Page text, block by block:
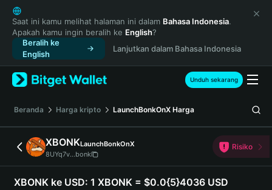
English
日本語
Tiếng Việt
Русский
Español (Latinoamérica)
Türkçe
Français
Deutsch
简体中文
繁體中文
Português (Portugal)
Bahasa Indonesia
Saat ini kamu melihat halaman ini dalam Bahasa Indonesia.
Apakah kamu ingin beralih ke English?
Beralih ke
English
Lanjutkan dalam Bahasa Indonesia
Unduh sekarang
Beranda Harga kripto LaunchBonkOnX Harga
XBONKLaunchBonkOnX
8UYq7v...bonk
Risiko
XBONK ke USD: 1 XBONK = $0.0{5}4036 USD